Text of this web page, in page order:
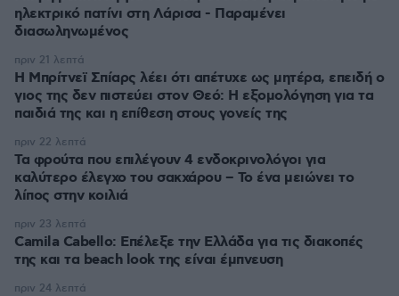
ηλεκτρικό πατίνι στη Λάρισα - Παραμένει
διασωληνωμένος
Η Μπρίτνεϊ Σπίαρς λέει ότι απέτυχε ως μητέρα, επειδή ο
γιος της δεν πιστεύει στον Θεό: Η εξομολόγηση για τα
παιδιά της και η επίθεση στους γονείς της
πριν 21 λεπτά
Τα φρούτα που επιλέγουν 4 ενδοκρινολόγοι για
καλύτερο έλεγχο του σακχάρου – Το ένα μειώνει το
λίπος στην κοιλιά
πριν 22 λεπτά
Camila Cabello: Επέλεξε την Ελλάδα για τις διακοπές
της και τα beach look της είναι έμπνευση
πριν 23 λεπτά
πριν 24 λεπτά